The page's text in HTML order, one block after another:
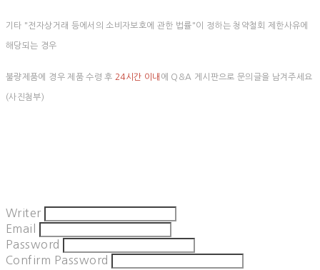
기타 "전자상거래 등에서의 소비자보호에 관한 법률"이 정하는 청약철회 제한사유에
해당되는 경우
불량제품에 경우 제품 수령 후 24시간 이내 에 Q&A 게시판으로 문의글을 남겨주세요
(사진첨부)
Writer
Email
Password
Confirm Password